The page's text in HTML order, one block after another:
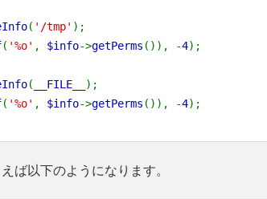
( '/tmp' );
( '%o' , $info->getPerms ()), -4);
( __FILE__
);
( '%o' , $info->getPerms ()), -4);
ば以下のようになります。